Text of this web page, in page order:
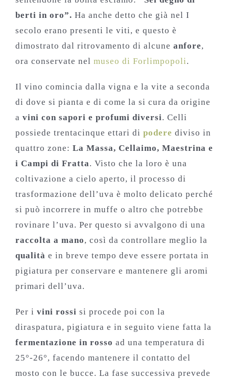
berti in oro”. Ha anche detto che già nel I
secolo erano presenti le viti, e questo è
dimostrato dal ritrovamento di alcune anfore,
ora conservate nel museo di Forlimpopoli.
Il vino comincia dalla vigna e la vite a seconda
di dove si pianta e di come la si cura da origine
a vini con sapori e profumi diversi. Celli
possiede trentacinque ettari di podere diviso in
quattro zone: La Massa, Cellaimo, Maestrina e
i Campi di Fratta. Visto che la loro è una
coltivazione a cielo aperto, il processo di
trasformazione dell’uva è molto delicato perché
si può incorrere in muffe o altro che potrebbe
rovinare l’uva. Per questo si avvalgono di una
raccolta a mano, così da controllare meglio la
qualità e in breve tempo deve essere portata in
pigiatura per conservare e mantenere gli aromi
primari dell’uva.
Per i vini rossi si procede poi con la
diraspatura, pigiatura e in seguito viene fatta la
fermentazione in rosso ad una temperatura di
25°-26°, facendo mantenere il contatto del
mosto con le bucce. La fase successiva prevede